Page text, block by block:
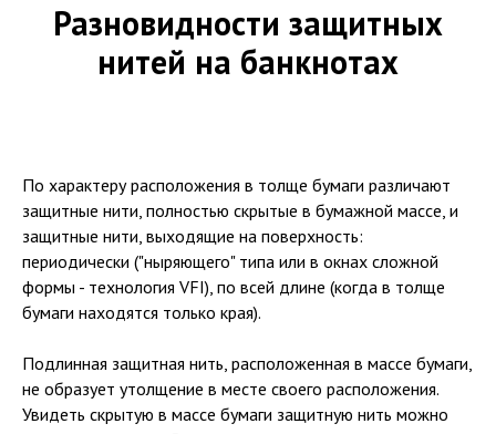
Разновидности защитных
нитей на банкнотах
По характеру расположения в толще бумаги различают
защитные нити, полностью скрытые в бумажной массе, и
защитные нити, выходящие на поверхность:
периодически ("ныряющего" типа или в окнах сложной
формы - технология VFI), по всей длине (когда в толще
бумаги находятся только края).
Подлинная защитная нить, расположенная в массе бумаги,
не образует утолщение в месте своего расположения.
Увидеть скрытую в массе бумаги защитную нить можно